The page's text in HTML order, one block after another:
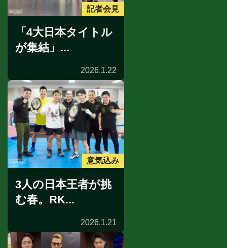
記者会見
「4大日本タイトル
が集結」...
2026.1.22
意気込み
3人の日本王者が挑
む春。RK...
2026.1.21